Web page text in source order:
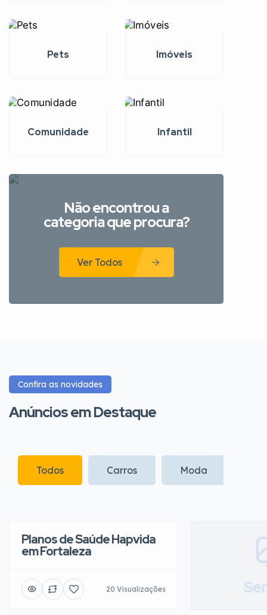
Pets Imóveis
Comunidade Infantil
Não encontrou a
categoria que procura?
Ver Todos
Confira as novidades
Anúncios em Destaque
Todos Carros Moda
Planos de Saúde Hapvida
em Fortaleza
20 Visualizações